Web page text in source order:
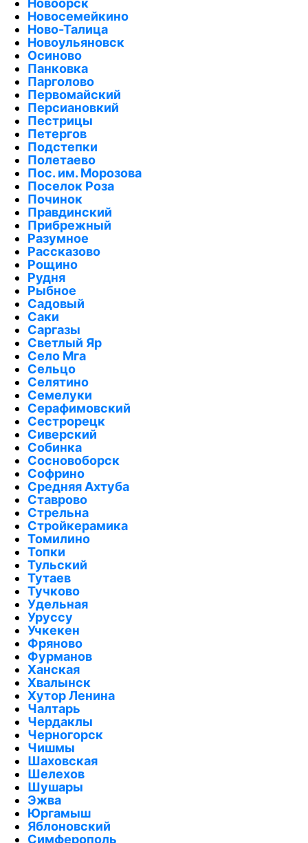
Новосемейкино
Ново-Талица
Новоульяновск
Осиново
Панковка
Парголово
Первомайский
Персиановкий
Пестрицы
Петергов
Подстепки
Полетаево
Пос. им. Морозова
Поселок Роза
Починок
Правдинский
Прибрежный
Разумное
Рассказово
Рощино
Рудня
Рыбное
Садовый
Саки
Саргазы
Светлый Яр
Село Мга
Сельцо
Селятино
Семелуки
Серафимовский
Сестрорецк
Сиверский
Собинка
Сосновоборск
Софрино
Средняя Ахтуба
Ставрово
Стрельна
Стройкерамика
Томилино
Топки
Тульский
Тутаев
Тучково
Удельная
Уруссу
Учкекен
Фряново
Фурманов
Ханская
Хвалынск
Хутор Ленина
Чалтарь
Чердаклы
Черногорск
Чишмы
Шаховская
Шелехов
Шушары
Эжва
Юргамыш
Яблоновский
Симферополь